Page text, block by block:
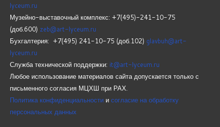
lyceum.ru
Музейно-выставочный комплекс: +7(495)-241-10-75
(доб.600) zeb@art-lyceum.ru
Бухгалтерия: +7(495) 241-10-75 (доб.102) glavbuh@art-
lyceum.ru
Служба технической поддержки: it@art-lyceum.ru
Любое использование материалов сайта допускается только с
письменного согласия МЦХШ при РАХ.
Политика конфиденциальности и согласие на обработку
персональных данных